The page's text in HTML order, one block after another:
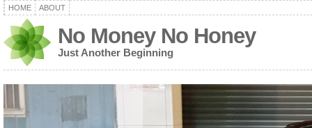
HOME ABOUT
No Money No Honey
Just Another Beginning